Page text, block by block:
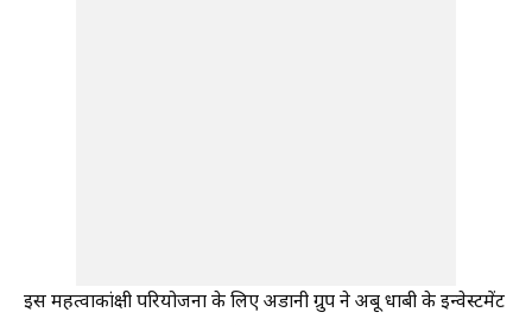
इस महत्वाकांक्षी परियोजना के लिए अडानी ग्रुप ने अबू धाबी के इन्वेस्टमेंट